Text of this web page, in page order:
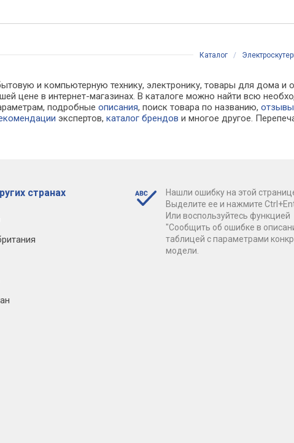
Каталог /
и компьютерную технику, электронику, товары для дома и
цене в интернет-магазинах. В каталоге можно найти всю
подробныеописания, поиск товара по названию,отзывы
экспертов,каталог брендов и многое другое.
странах
Нашли ошибку на этой
Выделите ее и нажмите
Или воспользуйтесь функцией
"Сообщить об ошибке в
таблицей с параметрами
модели.